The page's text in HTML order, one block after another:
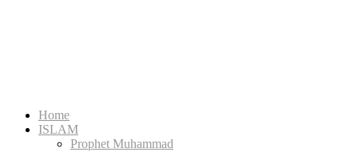
Home
ISLAM
Prophet Muhammad